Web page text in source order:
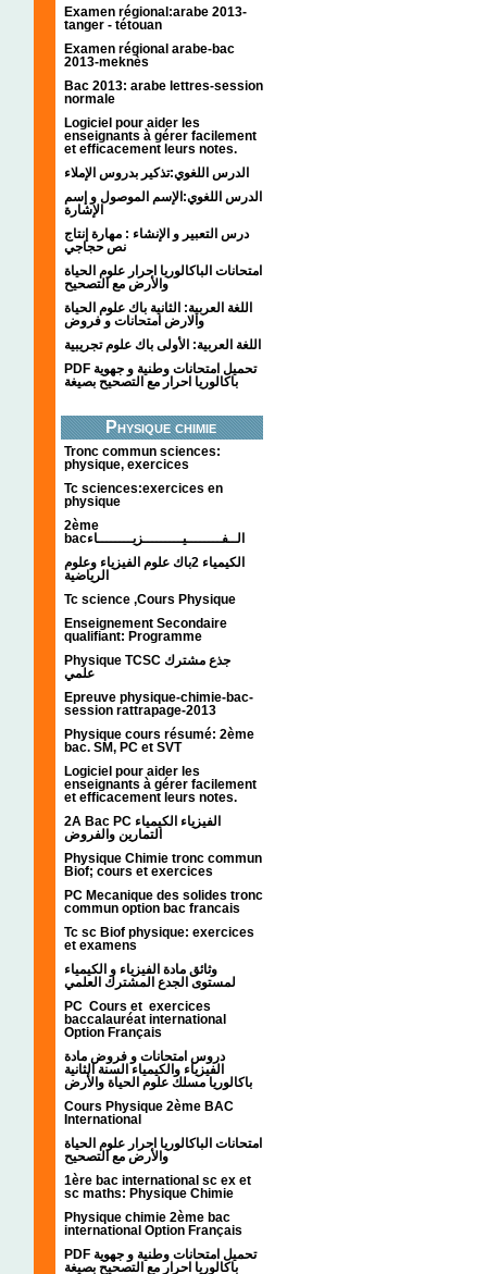
Examen régional:arabe 2013-
tanger - tétouan
Examen régional arabe-bac
2013-meknès
Bac 2013: arabe lettres-session
normale
Logiciel pour aider les
enseignants à gérer facilement
et efficacement leurs notes.
الدرس اللغوي:تذكير بدروس الإملاء
الدرس اللغوي:الإسم الموصول و إسم
الإشارة
درس التعبير و الإنشاء : مهارة إنتاج
نص حجاجي
امتحانات الباكالوريا احرار علوم الحياة
والأرض مع التصحيح
اللغة العربية: الثانية باك علوم الحياة
والارض امتحانات و فروض
اللغة العربية: الأولى باك علوم تجريبية
PDF تحميل امتحانات وطنية و جهوية
باكالوريا احرار مع التصحيح بصيغة
Physique chimie
Tronc commun sciences:
physique, exercices
Tc sciences:exercices en
physique
2ème
bacالــفــــــــيـــــــــزيــــــــاء
الكيمياء 2باك علوم الفيزياء وعلوم
الرياضية
Tc science ,Cours Physique
Enseignement Secondaire
qualifiant: Programme
Physique TCSC جذع مشترك
علمي
Epreuve physique-chimie-bac-
session rattrapage-2013
Physique cours résumé: 2ème
bac. SM, PC et SVT
Logiciel pour aider les
enseignants à gérer facilement
et efficacement leurs notes.
2A Bac PC الفيزياء الكيمياء
التمارين والفروض
Physique Chimie tronc commun
Biof; cours et exercices
PC Mecanique des solides tronc
commun option bac francais
Tc sc Biof physique: exercices
et examens
وثائق مادة الفيزياء و الكيمياء
PC Cours et exercices
baccalauréat international
Option Français
دروس امتحانات و فروض مادة
الفيزياء والكيمياء السنة الثانية
باكالوريا مسلك علوم الحياة والأرض
Cours Physique 2ème BAC
International
امتحانات الباكالوريا احرار علوم الحياة
والأرض مع التصحيح
1ère bac international sc ex et
sc maths: Physique Chimie
Physique chimie 2ème bac
international Option Français
PDF تحميل امتحانات وطنية و جهوية
باكالوريا احرار مع التصحيح بصيغة